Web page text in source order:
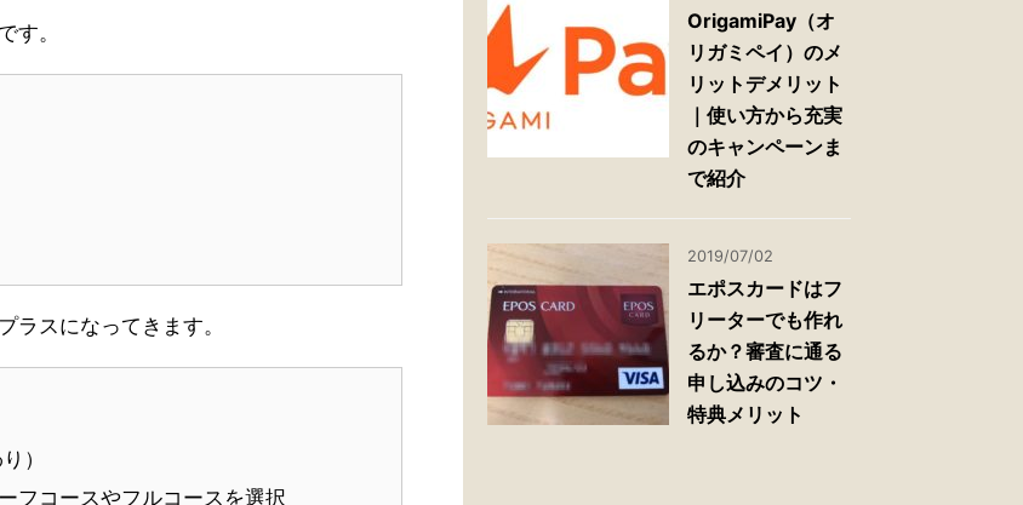
す。
ラスになってきます。
）
フコースやフルコースを選択
OrigamiPay（オ
リガミペイ）のメ
リットデメリット
｜使い方から充実
のキャンペーンま
で紹介
2019/07/02
エポスカードはフ
リーターでも作れ
るか？審査に通る
申し込みのコツ・
特典メリット